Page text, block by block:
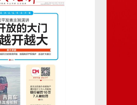
云龙水库加大泄洪量，
有暴涨可能
观公园赴一场夏荷与古